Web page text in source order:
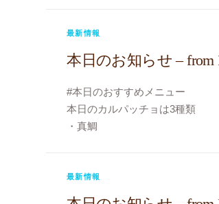
最新情報
本日のお知らせ – from
#本日のおすすめメニュー
本日のカルパッチョは3種類
・真鯛
#今日のカルパッチョ
#今日のおじゃま虫
最新情報